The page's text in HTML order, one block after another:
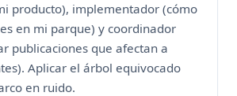
producto), implementador (cómo
en mi parque) y coordinador
publicaciones que afectan a
Aplicar el árbol equivocado
en ruido.